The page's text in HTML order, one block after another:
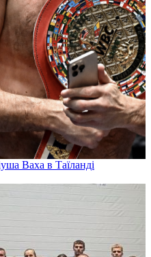
Ваха в Таїланді